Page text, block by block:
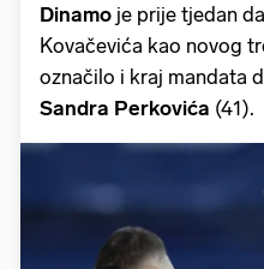
Dinamo je prije tjedan
Kovačevića kao novog
označilo i kraj mandata
Sandra Perkovića (41).